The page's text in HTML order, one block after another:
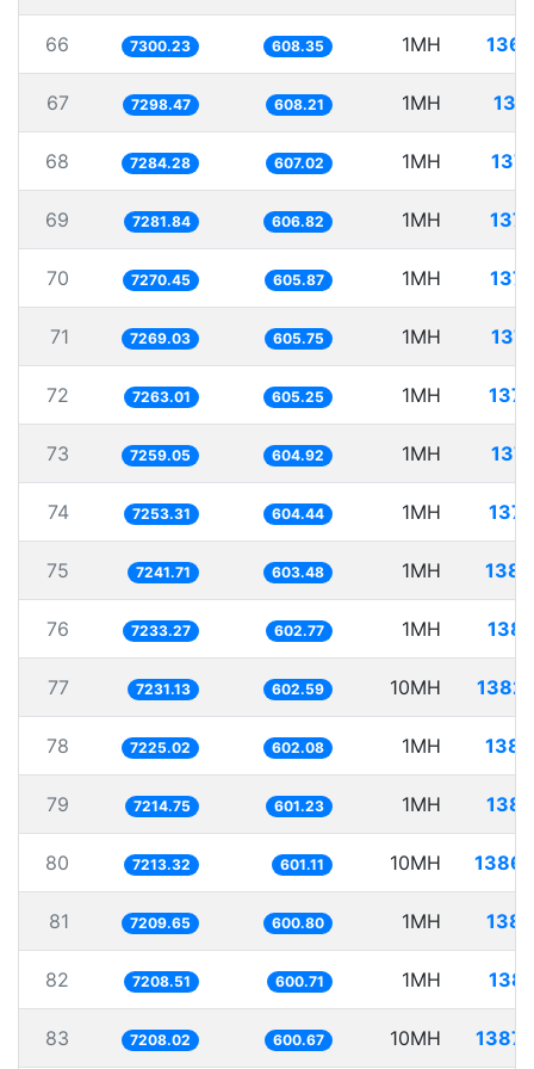
66 7300.23 608.35 1MH
67 7298.47 608.21 1MH
68 7284.28 607.02 1MH
69 7281.84 606.82 1MH
70 7270.45 605.87 1MH
71 7269.03 605.75 1MH
72 7263.01 605.25 1MH
73 7259.05 604.92 1MH
74 7253.31 604.44 1MH
75 7241.71 603.48 1MH
76 7233.27 602.77 1MH
77 7231.13 602.59 10MH
78 7225.02 602.08 1MH
79 7214.75 601.23 1MH
80 7213.32 601.11 10MH
81 7209.65 600.80 1MH
82 7208.51 600.71 1MH
83 7208.02 600.67 10MH